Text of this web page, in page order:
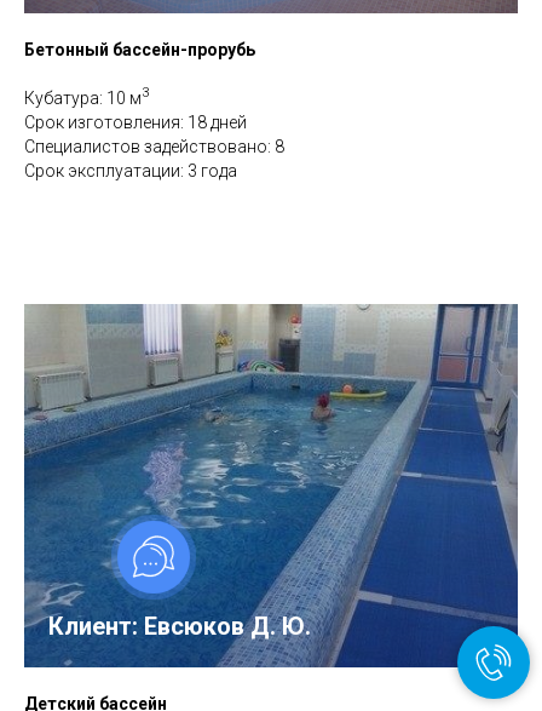
Бетонный бассейн-прорубь
Кубатура: 10 м3
Срок изготовления: 18 дней
Специалистов задействовано: 8
Срок эксплуатации: 3 года
Клиент: Евсюков Д. Ю.
Детский бассейн